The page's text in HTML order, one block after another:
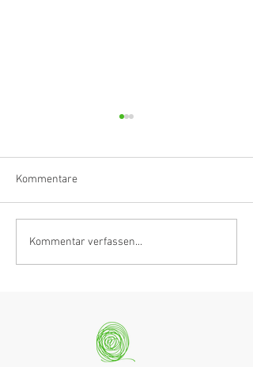
Anastasia Schmidlin:
Klarinettistin, Tonmeisterin,
Kommentare
Kommentar verfassen...